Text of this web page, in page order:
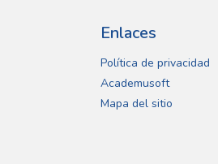
Enlaces
Política de privacidad
Academusoft
Mapa del sitio